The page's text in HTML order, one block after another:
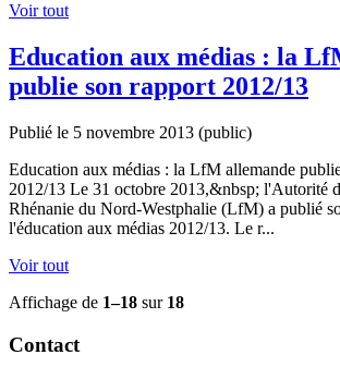
Voir tout
Education aux médias : la
publie son rapport 2012/13
Publié le 5 novembre 2013 (public)
Education aux médias : la LfM allemande
2012/13 Le 31 octobre 2013,&nbsp; l'Autorité
Rhénanie du Nord-Westphalie (LfM) a publié
l'éducation aux médias 2012/13. Le r...
Voir tout
Affichage de 1–18 sur 18
Contact